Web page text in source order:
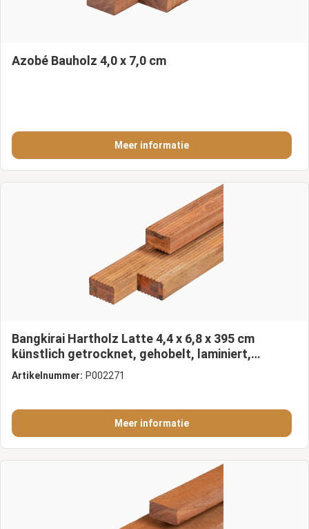
Azobé Bauholz 4,0 x 7,0 cm
Meer informatie
Bangkirai Hartholz Latte 4,4 x 6,8 x 395 cm
künstlich getrocknet, gehobelt, laminiert,
keilgezinkt, 4 Abgerundeten Kanten
Artikelnummer: P002271
Meer informatie